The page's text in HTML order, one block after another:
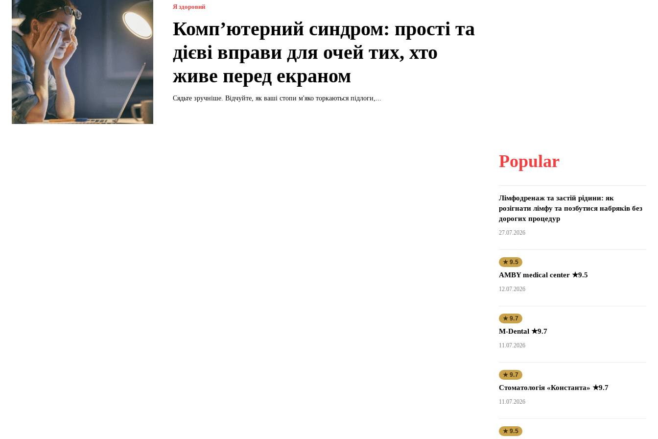
Я здоровий
Комп’ютерний синдром: прості та
дієві вправи для очей тих, хто
живе перед екраном
Сядьте зручніше. Відчуйте, як ваші стопи м'яко торкаються підлоги,...
Popular
Лімфодренаж та застій рідини: як
розігнати лімфу та позбутися набряків без
дорогих процедур
27.07.2026
★ 9.5
AMBY medical center ★9.5
12.07.2026
★ 9.7
M-Dental ★9.7
11.07.2026
★ 9.7
Стоматологія «Константа» ★9.7
11.07.2026
★ 9.5